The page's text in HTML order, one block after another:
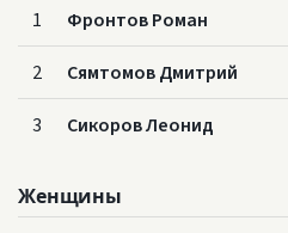
1 Фронтов Роман
2 Сямтомов Дмитрий
3 Сикоров Леонид
Женщины